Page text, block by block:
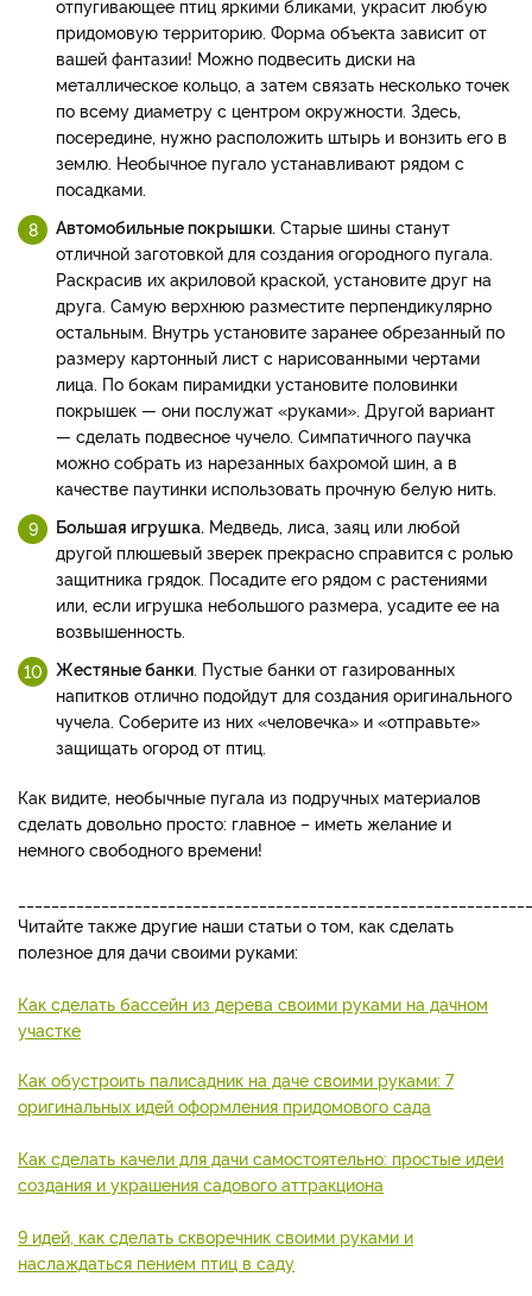
отпугивающее птиц яркими бликами, украсит любую
придомовую территорию. Форма объекта зависит от
вашей фантазии! Можно подвесить диски на
металлическое кольцо, а затем связать несколько точек
по всему диаметру с центром окружности. Здесь,
посередине, нужно расположить штырь и вонзить его в
землю. Необычное пугало устанавливают рядом с
посадками.
Автомобильные покрышки. Старые шины станут
отличной заготовкой для создания огородного пугала.
Раскрасив их акриловой краской, установите друг на
друга. Самую верхнюю разместите перпендикулярно
остальным. Внутрь установите заранее обрезанный по
размеру картонный лист с нарисованными чертами
лица. По бокам пирамидки установите половинки
покрышек — они послужат «руками». Другой вариант
— сделать подвесное чучело. Симпатичного паучка
можно собрать из нарезанных бахромой шин, а в
качестве паутинки использовать прочную белую нить.
Большая игрушка. Медведь, лиса, заяц или любой
другой плюшевый зверек прекрасно справится с ролью
защитника грядок. Посадите его рядом с растениями
или, если игрушка небольшого размера, усадите ее на
возвышенность.
Жестяные банки. Пустые банки от газированных
напитков отлично подойдут для создания оригинального
чучела. Соберите из них «человечка» и «отправьте»
защищать огород от птиц.
Как видите, необычные пугала из подручных материалов
сделать довольно просто: главное – иметь желание и
немного свободного времени!
Читайте также другие наши статьи о том, как сделать
полезное для дачи своими руками:
Как сделать бассейн из дерева своими руками на дачном
участке
Как обустроить палисадник на даче своими руками: 7
оригинальных идей оформления придомового сада
Как сделать качели для дачи самостоятельно: простые идеи
создания и украшения садового аттракциона
9 идей, как сделать скворечник своими руками и
наслаждаться пением птиц в саду